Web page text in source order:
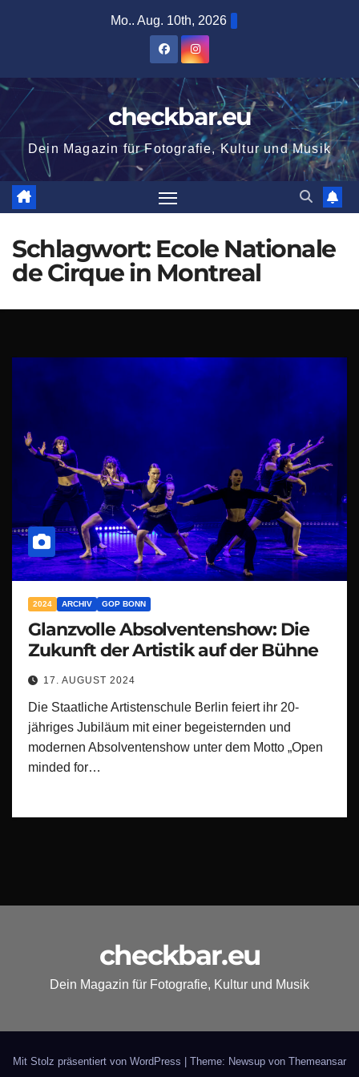
Mo.. Aug. 10th, 2026
checkbar.eu
Dein Magazin für Fotografie, Kultur und Musik
Schlagwort: Ecole Nationale
de Cirque in Montreal
2024 ARCHIV GOP BONN
Glanzvolle Absolventenshow: Die
Zukunft der Artistik auf der Bühne
17. AUGUST 2024
Die Staatliche Artistenschule Berlin feiert ihr 20-
jähriges Jubiläum mit einer begeisternden und
modernen Absolventenshow unter dem Motto „Open
minded for…
checkbar.eu
Dein Magazin für Fotografie, Kultur und Musik
Mit Stolz präsentiert von WordPress Theme: Newsup von Themeansar